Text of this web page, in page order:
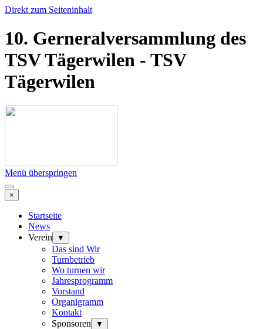
Direkt zum Seiteninhalt
10. Gerneralversammlung des
TSV Tägerwilen - TSV
Tägerwilen
Menü überspringen
×
Startseite
News
Verein
▼
Das sind Wir
Turnbetrieb
Wo turnen wir
Jahresprogramm
Vorstand
Organigramm
Kontakt
Sponsoren
▼